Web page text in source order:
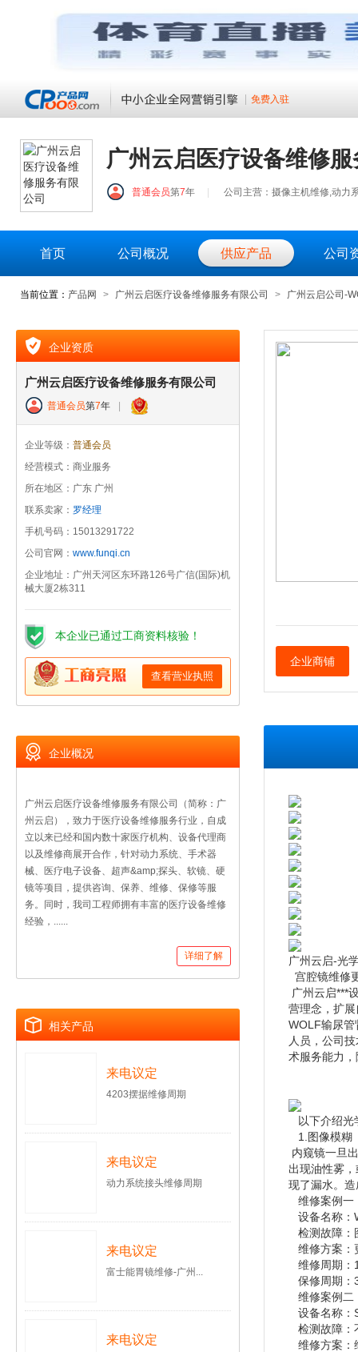
免费入驻
广州云启医疗设备维修
普通会员第7年 公司主营：摄像主机维修,动力
首页 公司概况 供应产品 公司
当前位置： 产品网 > 广州云启医疗设备维修服务有限公司 > 广州云启公司-
企业资质
广州云启医疗设备维修服务有限公司
普通会员第7年
企业等级： 普通会员
经营模式：商业服务
所在地区：广东 广州
联系卖家： 罗经理
手机号码：15013291722
公司官网： www.funqi.cn
企业地址：广州天河区东环路126号广信(国际)机
械大厦2栋311
本企业已通过工商资料核验！
查看营业执照
企业概况
广州云启医疗设备维修服务有限公司（简称：广
州云启），致力于医疗设备维修服务行业，自成
立以来已经和国内数十家医疗机构、设备代理商
以及维修商展开合作，针对动力系统、手术器
械、医疗电子设备、超声&amp;探头、软镜、硬
镜等项目，提供咨询、保养、维修、保修等服
务。同时，我司工程师拥有丰富的医疗设备维修
经验，......
详细了解
相关产品
来电议定
4203摆据维修周期
来电议定
动力系统接头维修周期
来电议定
富士能胃镜维修-广州...
来电议定
企业商铺
广州云启-光
宫腔镜维修
广州云启***
营理念，扩
WOLF输尿管
人员，公司
术服务能力
以下介绍光
1.图像模糊
内窥镜一旦
出现油性雾
现了漏水。
维修案例一
设备名称：
检测故障：
维修方案：
维修周期：
保修周期：
维修案例二
设备名称：
检测故障：
维修方案：